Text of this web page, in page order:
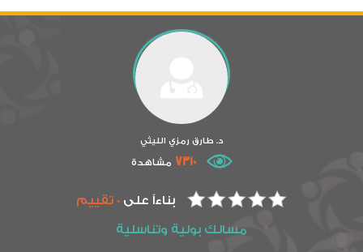
د. طارق رمزي الليثي
7310 مشاهدة
بناءاً على0 تقييم
مسالك بولية وتناسلية